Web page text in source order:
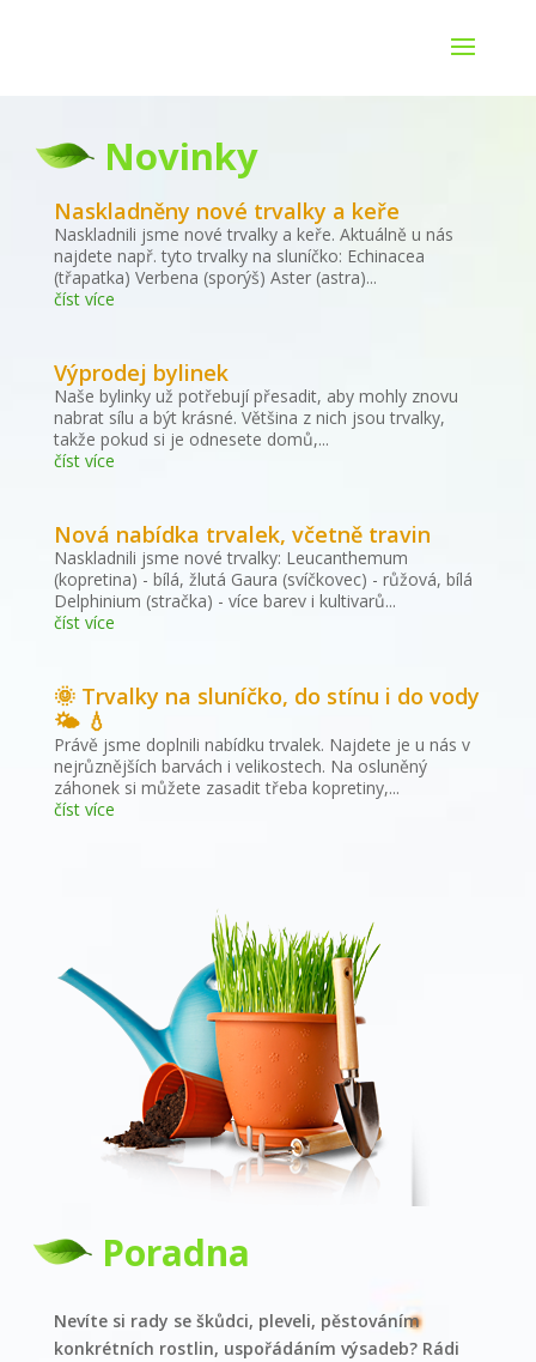
Novinky
Naskladněny nové trvalky a keře
Naskladnili jsme nové trvalky a keře. Aktuálně u nás
najdete např. tyto trvalky na sluníčko: Echinacea
(třapatka) Verbena (sporýš) Aster (astra)...
číst více
Výprodej bylinek
Naše bylinky už potřebují přesadit, aby mohly znovu
nabrat sílu a být krásné. Většina z nich jsou trvalky,
takže pokud si je odnesete domů,...
číst více
Nová nabídka trvalek, včetně travin
Naskladnili jsme nové trvalky: Leucanthemum
(kopretina) - bílá, žlutá Gaura (svíčkovec) - růžová, bílá
Delphinium (stračka) - více barev i kultivarů...
číst více
🌞 Trvalky na sluníčko, do stínu i do vody
🌤 💧
Právě jsme doplnili nabídku trvalek. Najdete je u nás v
nejrůznějších barvách i velikostech. Na osluněný
záhonek si můžete zasadit třeba kopretiny,...
číst více
Poradna
Nevíte si rady se škůdci, pleveli, pěstováním
konkrétních rostlin, uspořádáním výsadeb? Rádi